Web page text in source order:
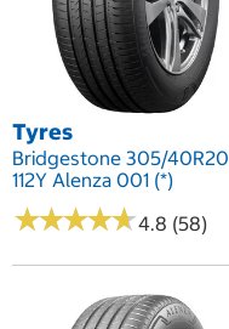
Tyres
Bridgestone 305/40R20
112Y Alenza 001 (*)
★★★★★
★★★★★4.8 (58)